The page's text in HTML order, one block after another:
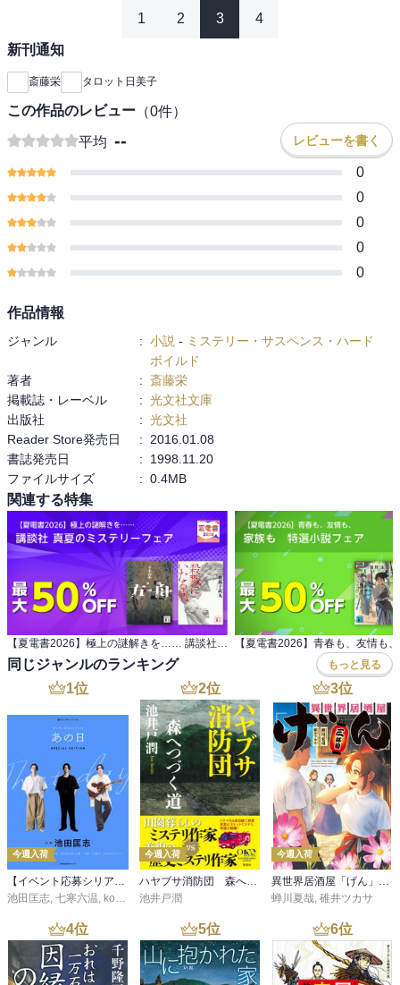
1 2 3 4
新刊通知
斎藤栄 タロット日美子
この作品のレビュー （0件）
平均 -- レビューを書く
0
0
0
0
0
作品情報
ジャンル : 小説 - ミステリー・サスペンス・ハード
ボイルド
著者
:
斎藤栄
掲載誌・レーベル
: 光文社文庫
出版社
: 光文社
Reader Store発売日
:
2016.01.08
書誌発売日
:
1998.11.20
ファイルサイズ
: 0.4MB
関連する特集
【夏電書2026】極上の謎解きを…… 講談社 真夏のミステリーフェア
同じジャンルのランキング もっと見る
1位
今週入荷
【イベント応募シリアルコード付】池田匡志出演・オーディオフォトブック「あの日」SPECIAL EDITION（音声／動画付）
池田匡志, 七寒六温, konoko58 ,村崎キコ
2位
今週入荷
ハヤブサ消防団 森へつづく道
池井戸潤
3位
今週入荷
異世界居酒屋「げん」三杯目
蝉川夏哉, 碓井ツカサ
4位 5位 6位